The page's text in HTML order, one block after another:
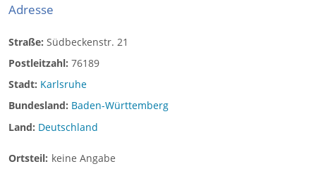
Adresse
Straße: Südbeckenstr. 21
Postleitzahl: 76189
Stadt: Karlsruhe
Bundesland: Baden-Württemberg
Land: Deutschland
Ortsteil: keine Angabe